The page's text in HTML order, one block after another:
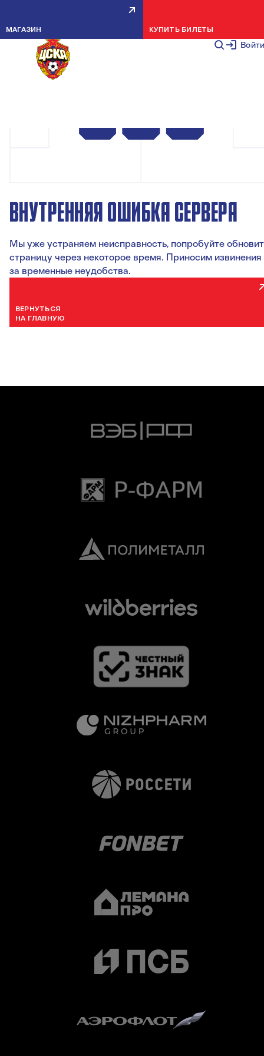
Войти
МАГАЗИН КУПИТЬ БИЛЕТЫ
ВНУТРЕННЯЯ ОШИБКА СЕРВЕРА
Мы уже устраняем неисправность, попробуйте
страницу через некоторое время. Приносим извинения
за временные неудобства.
ВЕРНУТЬСЯ
НА ГЛАВНУЮ